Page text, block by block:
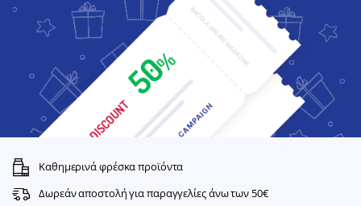
Καθημερινά φρέσκα προϊόντα
Δωρεάν αποστολή για παραγγελίες άνω των 50€